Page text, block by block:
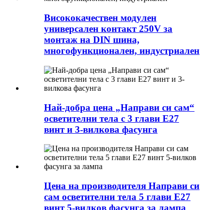
Висококачествен модулен
универсален контакт 250V за
монтаж на DIN шина,
многофункционален, индустриален
Най-добра цена „Направи си сам“
осветителни тела с 3 глави E27
винт и 3-вилкова фасунга
Цена на производителя Направи си
сам осветителни тела 5 глави E27
винт 5-вилков фасунга за лампа